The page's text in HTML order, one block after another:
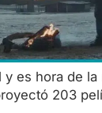
y es hora de
203